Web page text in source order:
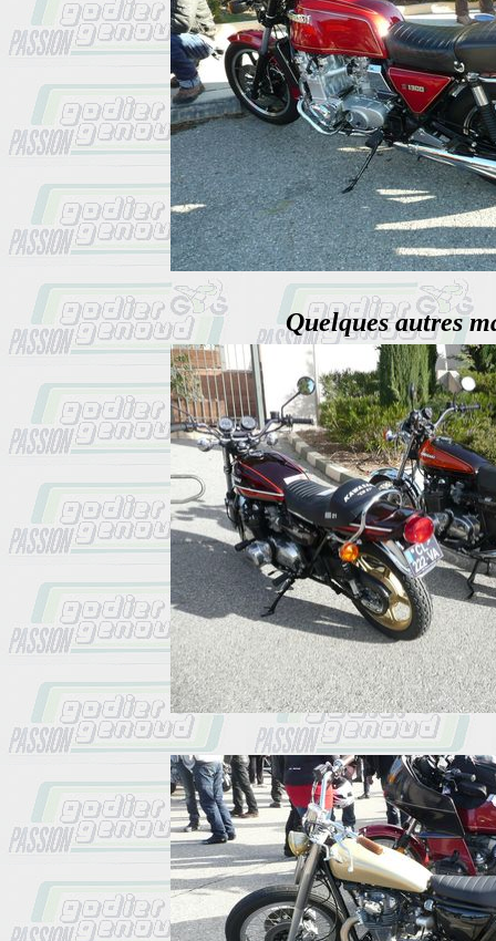
Quelques autres